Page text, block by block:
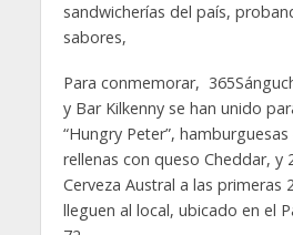
sandwicherías del país,
sabores,
Para conmemorar,
y Bar Kilkenny se han unido
“Hungry Peter”,
rellenas con queso Cheddar, y
Cerveza Austral a las primeras
lleguen al local, ubicado en el